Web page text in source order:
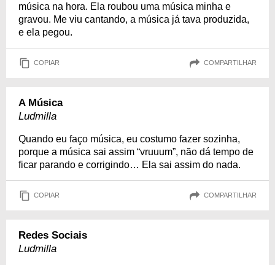
música na hora. Ela roubou uma música minha e
gravou. Me viu cantando, a música já tava produzida,
e ela pegou.
COPIAR COMPARTILHAR
A Música
Ludmilla
Quando eu faço música, eu costumo fazer sozinha,
porque a música sai assim “vruuum”, não dá tempo de
ficar parando e corrigindo… Ela sai assim do nada.
COPIAR COMPARTILHAR
Redes Sociais
Ludmilla